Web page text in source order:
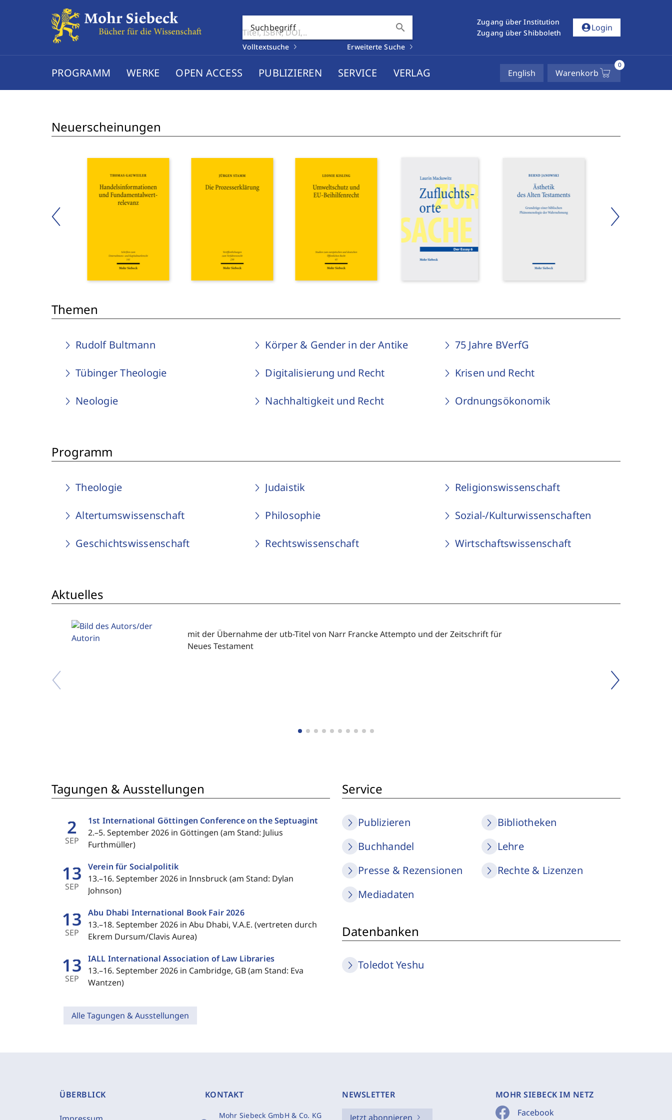
Suchbegriff search
Volltextsuche Erweiterte Suche
Zugang über Institution
Zugang über Shibboleth
account_circleLogin
PROGRAMM WERKE OPEN ACCESS PUBLIZIEREN SERVICE VERLAG English Warenkorb
0
Neuerscheinungen
Themen
Rudolf Bultmann Körper & Gender in der Antike 75 Jahre BVerfG
Tübinger Theologie Digitalisierung und Recht Krisen und Recht
Neologie Nachhaltigkeit und Recht Ordnungsökonomik
Programm
Theologie Judaistik Religionswissenschaft
Altertumswissenschaft Philosophie Sozial-/Kulturwissenschaften
Geschichtswissenschaft Rechtswissenschaft Wirtschaftswissenschaft
Aktuelles
mit der Übernahme der utb-Titel von Narr Francke Attempto und der Zeitschrift für
Neues Testament
Tagungen & Ausstellungen
2
SEP
1st International Göttingen Conference on the Septuagint
2.–5. September 2026 in Göttingen (am Stand: Julius
Furthmüller)
13
SEP
Verein für Socialpolitik
13.–16. September 2026 in Innsbruck (am Stand: Dylan
Johnson)
13
SEP
Abu Dhabi International Book Fair 2026
13.–18. September 2026 in Abu Dhabi, V.A.E. (vertreten durch
Ekrem Dursum/Clavis Aurea)
13
SEP
IALL International Association of Law Libraries
13.–16. September 2026 in Cambridge, GB (am Stand: Eva
Wantzen)
Alle Tagungen & Ausstellungen
Service
Publizieren
Bibliotheken
Buchhandel
Lehre
Presse & Rezensionen
Rechte & Lizenzen
Mediadaten
Datenbanken
Toledot Yeshu
ÜBERBLICK KONTAKT
Mohr Siebeck GmbH & Co. KG
NEWSLETTER
Jetzt abonnieren
MOHR SIEBECK IM NETZ
Facebook